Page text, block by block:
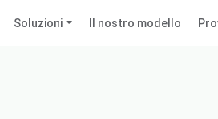
Soluzioni Il nostro modello